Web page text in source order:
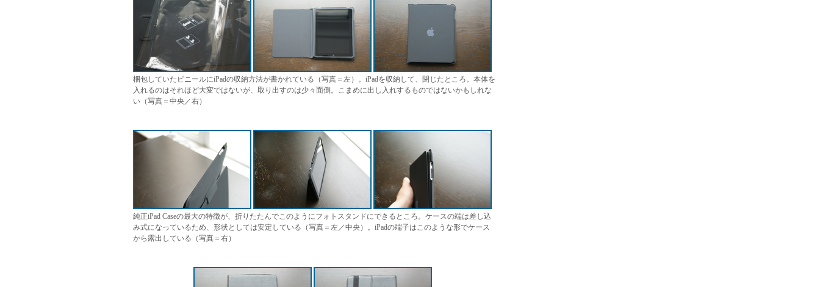
梱包していたビニールにiPadの収納方法が書かれている（写真＝左）。iPadを収納して、閉じたところ。本体を
入れるのはそれほど大変ではないが、取り出すのは少々面倒。こまめに出し入れするものではないかもしれな
い（写真＝中央／右）
純正iPad Caseの最大の特徴が、折りたたんでこのようにフォトスタンドにできるところ。ケースの端は差し込
み式になっているため、形状としては安定している（写真＝左／中央）。iPadの端子はこのような形でケース
から露出している（写真＝右）